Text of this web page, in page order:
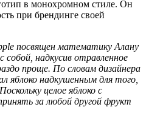
в монохромном стиле. Он
при брендинге своей
посвящен математику Алану
собой, надкусив отравленное
проще. По словам дизайнера
яблоко надкушенным для того,
целое яблоко с
за любой другой фрукт